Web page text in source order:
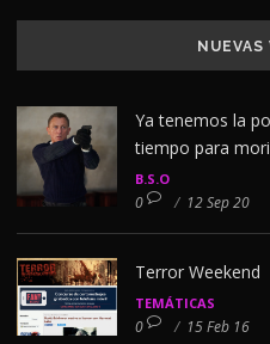
NUEVAS
Ya tenemos la
tiempo para
B.S.O
0 / 12 Sep 20
Terror Weekend
TEMÁTICAS
0 / 15 Feb 16